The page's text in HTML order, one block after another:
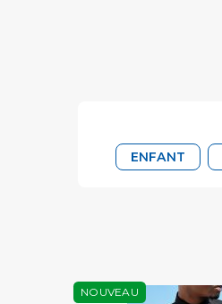
ENFANT
NOUVEAU